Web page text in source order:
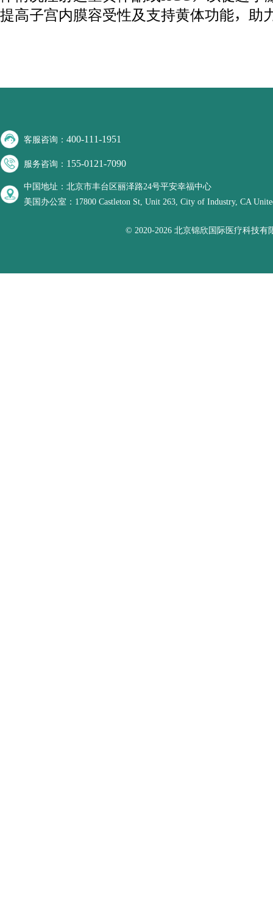
提高子宫内膜容受性及支持黄体功能，助
客服咨询：400-111-1951
服务咨询： 155-0121-7090
中国地址：北京市丰台区丽泽路24号平安幸福中心
美国办公室：17800 Castleton St, Unit 263, City of Industry, CA
© 2020-2026 北京锦欣国际医疗科